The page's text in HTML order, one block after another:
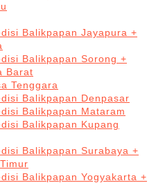
Balikpapan Jayapura +
Balikpapan Sorong +
Barat
Tenggara
Balikpapan Denpasar
Balikpapan Mataram
Balikpapan Kupang
Balikpapan Surabaya +
Balikpapan Yogyakarta +